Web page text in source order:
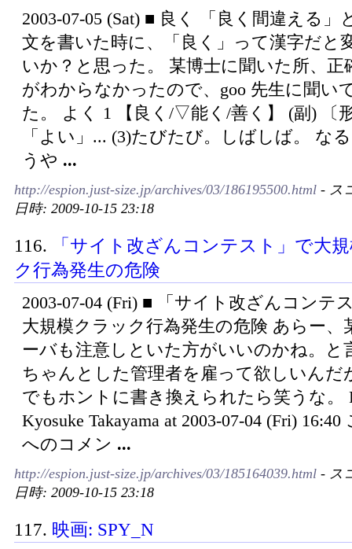
2003-07-05 (Sat) ■ 良く 「良く間違える」
文を書いた時に、「良く」って漢字だと
いか？と思った。 某博士に聞いた所、正
がわからなかったので、goo 先生に聞い
た。 よく 1 【良く/▽能く/善く】 (副) 〔
「よい」... (3)たびたび。しばしば。 な
うや ...
http://espion.just-size.jp/archives/03/186195500.html - ス
日時: 2009-10-15 23:18
116.
「サイト改ざんコンテスト」で大
ク行為発生の危険
2003-07-04 (Fri) ■ 「サイト改ざんコンテ
大規模クラック行為発生の危険 あらー、
ーバも注意しといた方がいいのかね。と
ちゃんとした管理者を雇って欲しいんだ
でもホントに書き換えられたら笑うな。
Kyosuke Takayama at 2003-07-04 (Fri)
へのコメン ...
http://espion.just-size.jp/archives/03/185164039.html - ス
日時: 2009-10-15 23:18
117. 映画: SPY_N